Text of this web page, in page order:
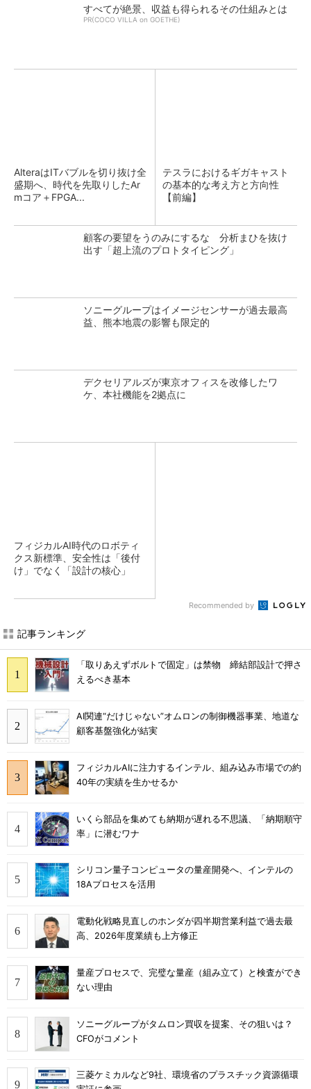
すべてが絶景、収益も得られるその仕組みとは
PR(COCO VILLA on GOETHE)
AlteraはITバブルを切り抜け全
盛期へ、時代を先取りしたAr
mコア＋FPGA...
テスラにおけるギガキャスト
の基本的な考え方と方向性
【前編】
顧客の要望をうのみにするな 分析まひを抜け
出す「超上流のプロトタイピング」
ソニーグループはイメージセンサーが過去最高
益、熊本地震の影響も限定的
デクセリアルズが東京オフィスを改修したワ
ケ、本社機能を2拠点に
フィジカルAI時代のロボティ
クス新標準、安全性は「後付
け」でなく「設計の核心」
Recommended by
記事ランキング
「取りあえずボルトで固定」は禁物 締結部設計で押さ
えるべき基本
AI関連“だけじゃない”オムロンの制御機器事業、地道な
顧客基盤強化が結実
フィジカルAIに注力するインテル、組み込み市場での約
40年の実績を生かせるか
いくら部品を集めても納期が遅れる不思議、「納期順守
率」に潜むワナ
シリコン量子コンピュータの量産開発へ、インテルの
18Aプロセスを活用
電動化戦略見直しのホンダが四半期営業利益で過去最
高、2026年度業績も上方修正
量産プロセスで、完璧な量産（組み立て）と検査ができ
ない理由
ソニーグループがタムロン買収を提案、その狙いは？
CFOがコメント
三菱ケミカルなど9社、環境省のプラスチック資源循環